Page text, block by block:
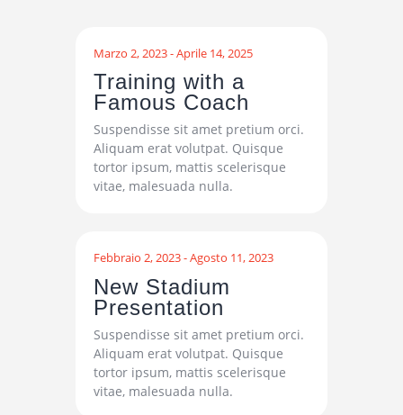
Marzo 2, 2023-Aprile 14, 2025
Training with a
Famous Coach
Suspendisse sit amet pretium orci.
Aliquam erat volutpat. Quisque
tortor ipsum, mattis scelerisque
vitae, malesuada nulla.
Febbraio 2, 2023-Agosto 11, 2023
New Stadium
Presentation
Suspendisse sit amet pretium orci.
Aliquam erat volutpat. Quisque
tortor ipsum, mattis scelerisque
vitae, malesuada nulla.